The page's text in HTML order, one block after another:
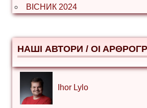
ВІСНИК 2024
НАШІ АВТОРИ / ΟΙ
Ihor Lylo